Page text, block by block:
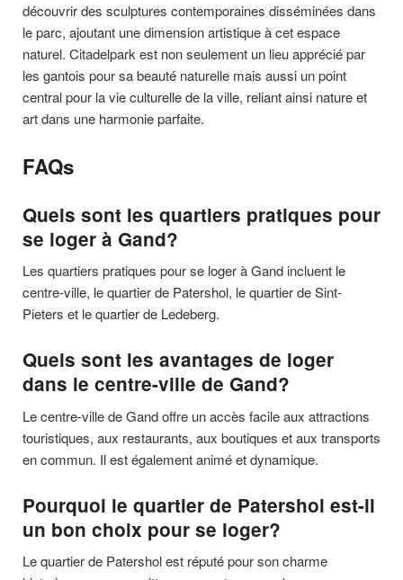
découvrir des sculptures contemporaines disséminées dans
le parc, ajoutant une dimension artistique à cet espace
naturel. Citadelpark est non seulement un lieu apprécié par
les gantois pour sa beauté naturelle mais aussi un point
central pour la vie culturelle de la ville, reliant ainsi nature et
art dans une harmonie parfaite.
FAQs
Quels sont les quartiers pratiques pour
se loger à Gand?
Les quartiers pratiques pour se loger à Gand incluent le
centre-ville, le quartier de Patershol, le quartier de Sint-
Pieters et le quartier de Ledeberg.
Quels sont les avantages de loger
dans le centre-ville de Gand?
Le centre-ville de Gand offre un accès facile aux attractions
touristiques, aux restaurants, aux boutiques et aux transports
en commun. Il est également animé et dynamique.
Pourquoi le quartier de Patershol est-il
un bon choix pour se loger?
Le quartier de Patershol est réputé pour son charme